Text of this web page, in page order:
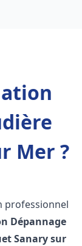
Mer ?
professionnel
Dépannage
Sanary sur